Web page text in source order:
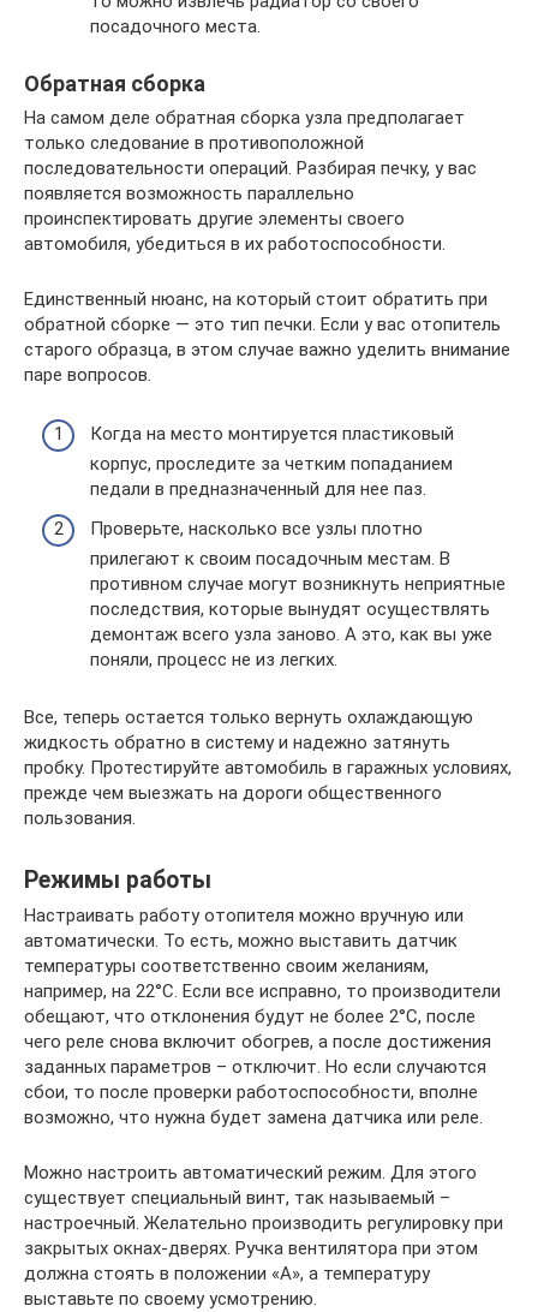
посадочного места.
Обратная сборка
На самом деле обратная сборка узла предполагает
только следование в противоположной
последовательности операций. Разбирая печку, у вас
появляется возможность параллельно
проинспектировать другие элементы своего
автомобиля, убедиться в их работоспособности.
Единственный нюанс, на который стоит обратить при
обратной сборке — это тип печки. Если у вас отопитель
старого образца, в этом случае важно уделить внимание
паре вопросов.
Когда на место монтируется пластиковый
корпус, проследите за четким попаданием
педали в предназначенный для нее паз.
Проверьте, насколько все узлы плотно
прилегают к своим посадочным местам. В
противном случае могут возникнуть неприятные
последствия, которые вынудят осуществлять
демонтаж всего узла заново. А это, как вы уже
поняли, процесс не из легких.
Все, теперь остается только вернуть охлаждающую
жидкость обратно в систему и надежно затянуть
пробку. Протестируйте автомобиль в гаражных условиях,
прежде чем выезжать на дороги общественного
пользования.
Режимы работы
Настраивать работу отопителя можно вручную или
автоматически. То есть, можно выставить датчик
температуры соответственно своим желаниям,
например, на 22°С. Если все исправно, то производители
обещают, что отклонения будут не более 2°С, после
чего реле снова включит обогрев, а после достижения
заданных параметров – отключит. Но если случаются
сбои, то после проверки работоспособности, вполне
возможно, что нужна будет замена датчика или реле.
Можно настроить автоматический режим. Для этого
существует специальный винт, так называемый –
настроечный. Желательно производить регулировку при
закрытых окнах-дверях. Ручка вентилятора при этом
должна стоять в положении «А», а температуру
выставьте по своему усмотрению.